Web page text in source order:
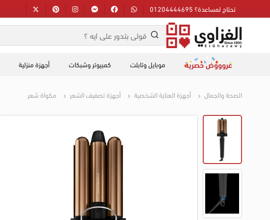
تحتاج لمساعدة؟ 01204444695
عروووض حصرية موبايل وتابلت كمبيوتر وشبكات أجهزة منزلية
الصحة والجمال أجهزة العناية الشخصية أجهزة تصفيف الشعر مكواة شعر